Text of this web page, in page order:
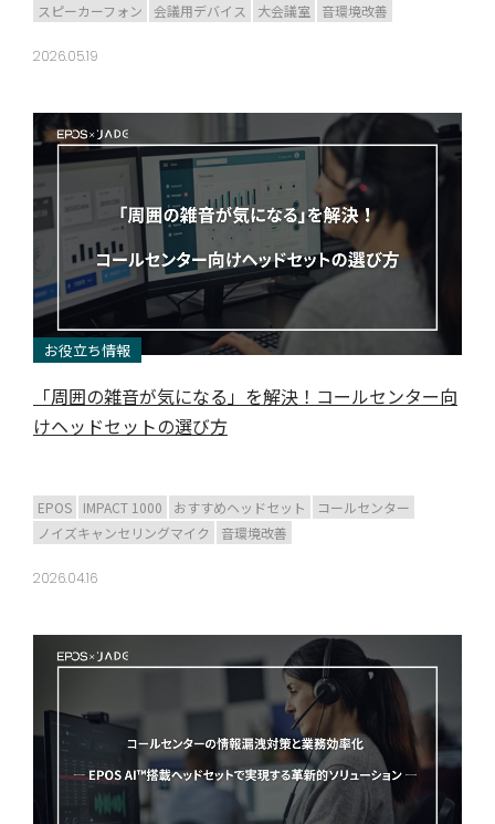
スピーカーフォン
会議用デバイス 大会議室 音環境改善
2026.05.19
お役立ち情報
「周囲の雑音が気になる」を解決！コールセンター向
けヘッドセットの選び方
EPOS IMPACT 1000 おすすめヘッドセット
コールセンター
ノイズキャンセリングマイク
音環境改善
2026.04.16